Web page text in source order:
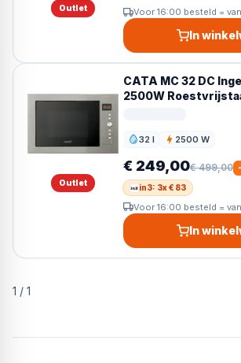
Outlet Voor 16:00 besteld =
In
Outlet
CATA MC 32 DC
2500W
32 l
Inhoud 2500 W
Vermogen
€ 249,00€ 499,00 -
in3: 3x € 83
Voor 16:00 besteld =
In
1 / 1